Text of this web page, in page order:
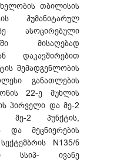
თბილისის
ჰუმანიტარულ
ასოცირებული
მისაღებად
დაკავშირებით
შემადგენლობის
განათლების
22-ე მუხლის
პირველი და მე-2
მე-2 პუნქტის,
და მეცნიერების
N135/ნ
სსიპ- ივანე